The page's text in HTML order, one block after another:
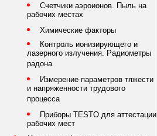
Счетчики аэроионов. Пыль на
рабочих местах
Химические факторы
Контроль ионизирующего и
лазерного излучения. Радиометры
радона
Измерение параметров тяжести
и напряженности трудового
процесса
Приборы TESTO для аттестации
рабочих мест